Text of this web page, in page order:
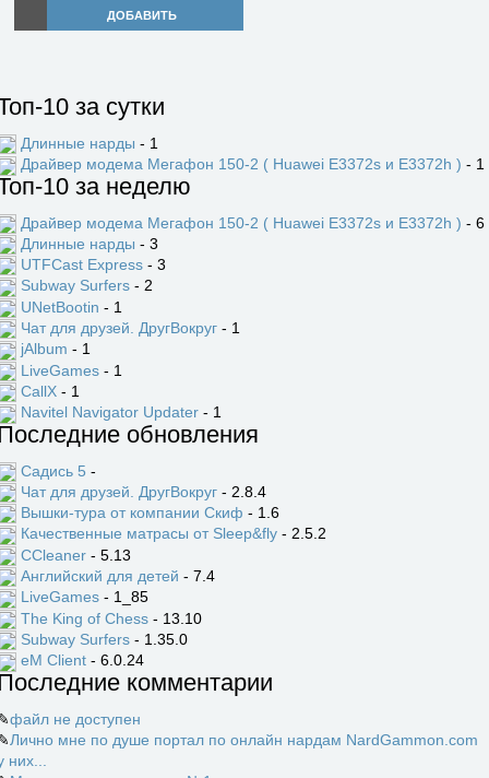
ДОБАВИТЬ
10 за сутки
Длинные нарды - 1
Драйвер модема Мегафон 150-2 ( Huawei E3372s и E3372h ) - 1
10 за неделю
Драйвер модема Мегафон 150-2 ( Huawei E3372s и E3372h ) - 6
Длинные нарды - 3
UTFCast Express - 3
Subway Surfers - 2
UNetBootin - 1
Чат для друзей. ДругВокруг - 1
jAlbum - 1
LiveGames - 1
CallX - 1
Navitel Navigator Updater - 1
обновления
Садись 5 -
Чат для друзей. ДругВокруг - 2.8.4
Вышки-тура от компании Скиф - 1.6
Качественные матрасы от Sleep&fly - 2.5.2
CCleaner - 5.13
Английский для детей - 7.4
LiveGames - 1_85
The King of Chess - 13.10
Subway Surfers - 1.35.0
eM Client - 6.0.24
комментарии
файл не доступен
Лично мне по душе портал по онлайн нардам NardGammon.com
них...